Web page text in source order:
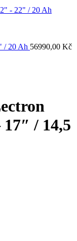
- 22" / 20 Ah
/ 20 Ah 56990,00 Kč
/ 14,5